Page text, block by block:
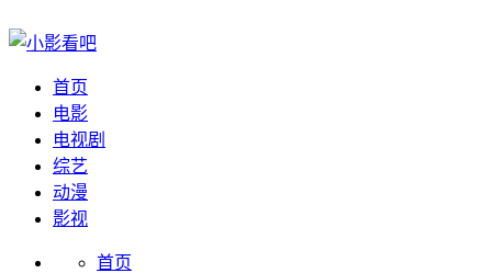
首页
电影
电视剧
综艺
动漫
影视
首页